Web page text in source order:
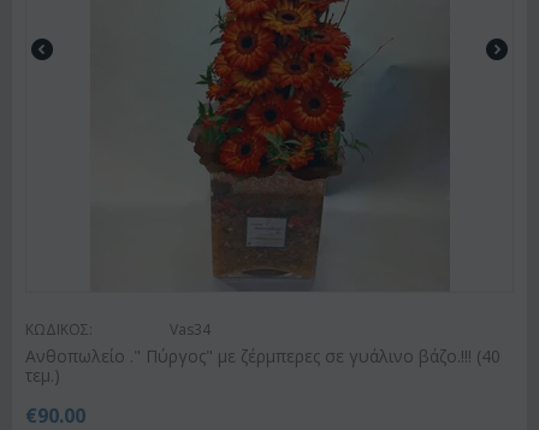
ΚΩΔΙΚΟΣ: Vas34
Ανθοπωλείο ." Πύργος" με ζέρμπερες σε γυάλινο βάζο.!!! (40
τεμ.)
€90.00